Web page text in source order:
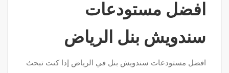
افضل مستودعات
سندويش بنل الرياض
افضل مستودعات سندويش بنل في الرياض إذا كنت تبحث